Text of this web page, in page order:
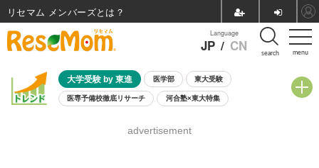
menu
Language
JP / CN search
大学受験 by 東進 医学部 東大受験
医専予備校徹底リサーチ 河合塾×東大特集
8月開催学校説明会・相談会
advertisement
リセマム メンバーズ